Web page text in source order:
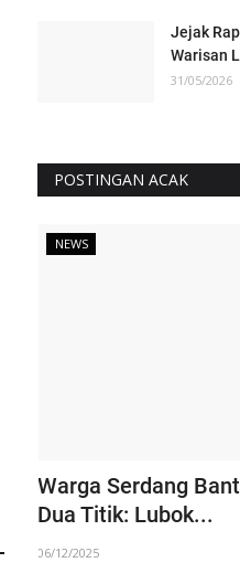
Jejak
Warisan
31/05/2026
POSTINGAN ACAK
NEWS
‎Warga Serdang
Dua Titik: Lubok...
06/12/2025